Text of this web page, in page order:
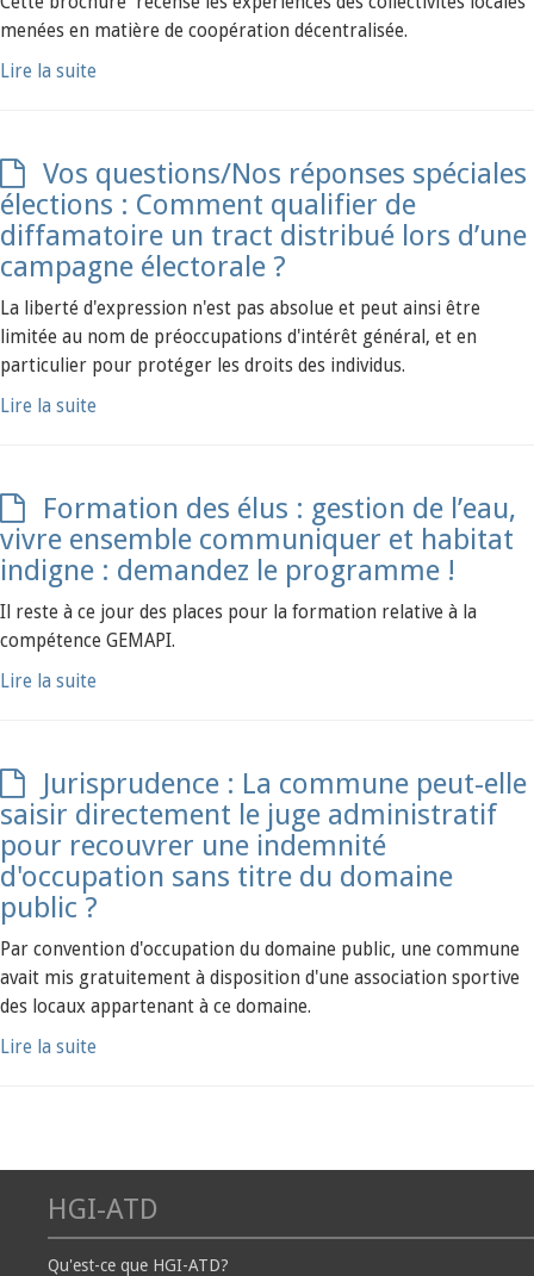
menées en matière de coopération décentralisée.
Lire la suite
Vos questions/Nos réponses spéciales
élections : Comment qualifier de
diffamatoire un tract distribué lors d’une
campagne électorale ?
La liberté d'expression n'est pas absolue et peut ainsi être
limitée au nom de préoccupations d'intérêt général, et en
particulier pour protéger les droits des individus.
Lire la suite
Formation des élus : gestion de l’eau,
vivre ensemble communiquer et habitat
indigne : demandez le programme !
Il reste à ce jour des places pour la formation relative à la
compétence GEMAPI.
Lire la suite
Jurisprudence : La commune peut-elle
saisir directement le juge administratif
pour recouvrer une indemnité
d'occupation sans titre du domaine
public ?
Par convention d'occupation du domaine public, une commune
avait mis gratuitement à disposition d'une association sportive
des locaux appartenant à ce domaine.
Lire la suite
HGI-ATD
Qu'est-ce que HGI-ATD?